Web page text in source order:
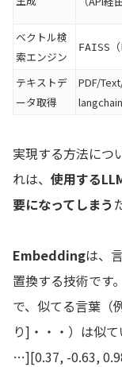
ベクトル検
索エンジン
FAISS
テキストデ
ータ取得
PDF/
実現する方法につ
れは、 使用する
要になってしまう
Embeddingは、
置換する技術です
で、似てる言葉（
り]・・・）は似
…][0.37, -0.63,